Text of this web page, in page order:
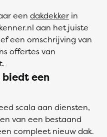
een dakdekker in
aan het juiste
een omschrijving van
offertes van
een
scala aan diensten,
van een bestaand
compleet nieuw dak.